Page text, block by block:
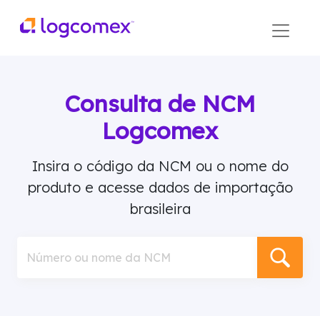
Consulta de NCM
Logcomex
Insira o código da NCM ou o nome do
produto e acesse dados de importação
brasileira
Número ou nome da NCM